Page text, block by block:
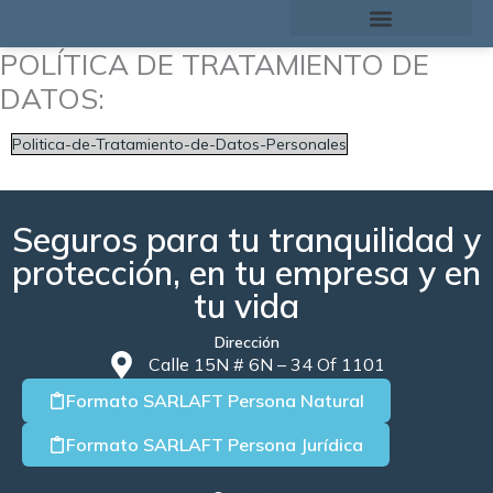
contenido
POLÍTICA DE TRATAMIENTO DE
DATOS:
Politica-de-Tratamiento-de-Datos-Personales
Seguros para tu tranquilidad y
protección, en tu empresa y en
tu vida
Dirección
Calle 15N # 6N – 34 Of 1101
Formato SARLAFT Persona Natural
Formato SARLAFT Persona Jurídica